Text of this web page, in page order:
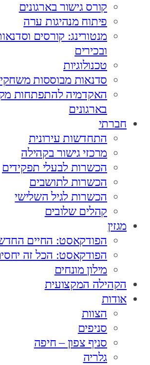
קורס גישור בארגונים
פיתוח מנהיגות ערה
מנטורינג: קורסים
ובכירים
טכנולוגיות
סדנאות מבוססות
האקדמיה להתפתחות
בארגונים
חברתי
התחדשות עירונית
מרכזי גישור בקהילה
הכשרות לבעלי תפקידים
הכשרות לתושבים
הכשרות לגיל השלישי
קהלים שלובים
מגזין
הפודקאסט: החיים
הפודקאסט: הכל זה
מילון מונחים
הקהילה המקצועית
אודות
הצוות
סניפים
סניף צפון – חיפה
גלריה